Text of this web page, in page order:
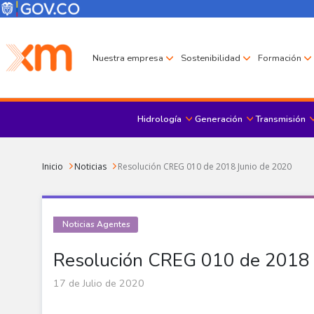
Pasar al contenido principal
Menú Corporativo
Menú de encabezado
Nuestra empresa Sostenibilidad Formación
Hidrología Generación Transmisión
Sobrescribir enlaces de ayuda a la navegación
Inicio Noticias Resolución CREG 010 de 2018 Junio de 2020
Resolución CREG 010 de
Noticias Agentes
17 de Julio de 2020